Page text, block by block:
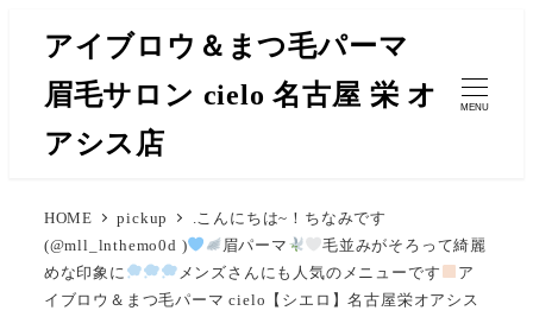
アイブロウ＆まつ毛パーマ
眉毛サロン cielo 名古屋 栄 オ
アシス店
MENU
HOME pickup
.こんにちは~！ちなみです
(@mll_lnthemo0d )
眉パーマ
毛並みがそろって綺麗
めな印象に
メンズさんにも人気のメニューです
ア
イブロウ＆まつ毛パーマ cielo【シエロ】名古屋栄オアシス